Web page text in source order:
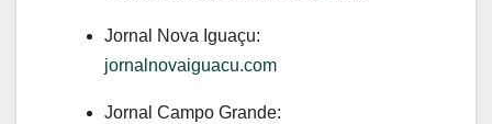
Jornal Nova Iguaçu:
jornalnovaiguacu.com
Jornal Campo Grande: